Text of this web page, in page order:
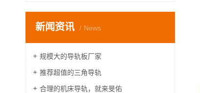
新闻资讯 News
规模大的导轨板厂家
推荐超值的三角导轨
合理的机床导轨，就来旻佑